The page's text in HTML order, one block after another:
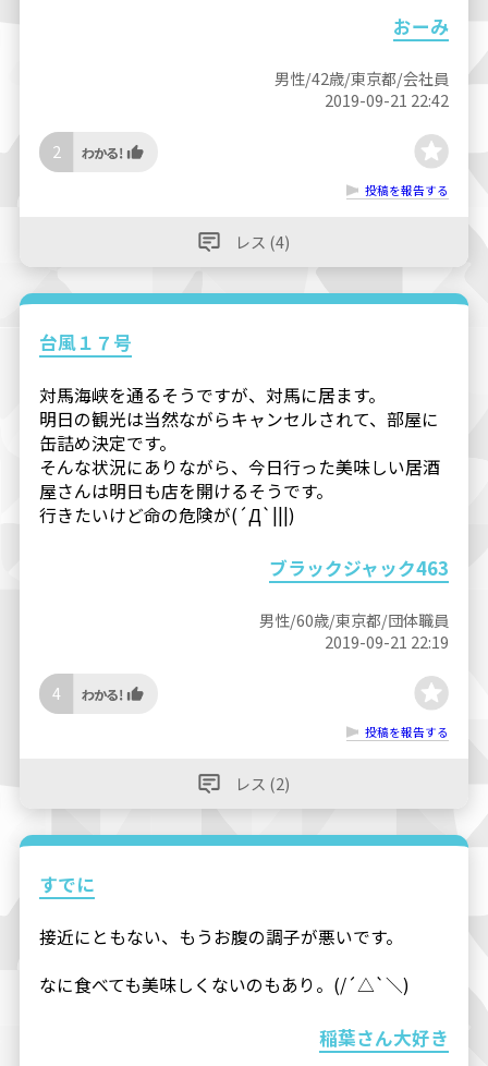
おーみ
男性/42歳/東京都/会社員
2019-09-21 22:42
2
投稿を報告する
レス (4)
台風１７号
対馬海峡を通るそうですが、対馬に居ます。
明日の観光は当然ながらキャンセルされて、部屋に
缶詰め決定です。
そんな状況にありながら、今日行った美味しい居酒
屋さんは明日も店を開けるそうです。
行きたいけど命の危険が(´Д`|||)
ブラックジャック463
男性/60歳/東京都/団体職員
2019-09-21 22:19
4
投稿を報告する
レス (2)
すでに
接近にともない、もうお腹の調子が悪いです。
なに食べても美味しくないのもあり。(/´△`＼)
稲葉さん大好き